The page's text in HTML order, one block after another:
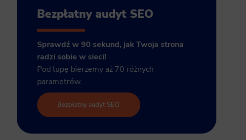
Bezpłatny audyt SEO
Sprawdź w 90 sekund, jak Twoja strona
radzi sobie w sieci!
Pod lupę bierzemy aż 70 różnych
parametrów.
Bezpłatny audyt SEO